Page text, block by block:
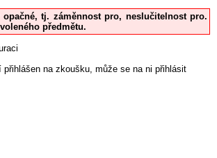
tj. záměnnost pro, neslučitelnost pro.
předmětu.
na zkoušku, může se na ni přihlásit